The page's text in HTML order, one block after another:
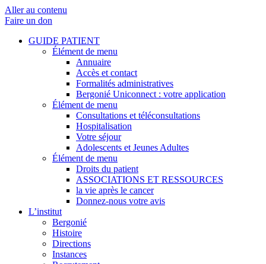
Aller au contenu
Faire un don
GUIDE PATIENT
Élément de menu
Annuaire
Accès et contact
Formalités administratives
Bergonié Uniconnect : votre application
Élément de menu
Consultations et téléconsultations
Hospitalisation
Votre séjour
Adolescents et Jeunes Adultes
Élément de menu
Droits du patient
ASSOCIATIONS ET RESSOURCES
la vie après le cancer
Donnez-nous votre avis
L’institut
Bergonié
Histoire
Directions
Instances